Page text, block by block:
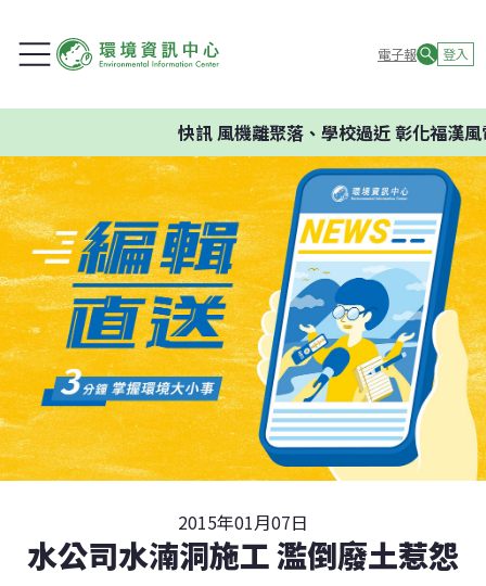
電子報 登入
快訊風機離聚落、學校過近 彰化福漢風
2015年01月07日
水公司水湳洞施工 濫倒廢土惹怨